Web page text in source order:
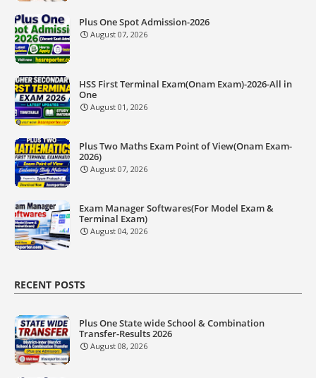
Plus One Spot Admission-2026
August 07, 2026
HSS First Terminal Exam(Onam Exam)-2026-All in
One
August 01, 2026
Plus Two Maths Exam Point of View(Onam Exam-
2026)
August 07, 2026
Exam Manager Softwares(For Model Exam &
Terminal Exam)
August 04, 2026
RECENT POSTS
Plus One State wide School & Combination
Transfer-Results 2026
August 08, 2026